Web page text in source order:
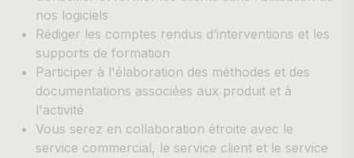
nos logiciels
Rédiger les comptes rendus d’interventions et les
supports de formation
Participer à l'élaboration des méthodes et des
documentations associées aux produit et à
l'activité
Vous serez en collaboration étroite avec le
service commercial, le service client et le service